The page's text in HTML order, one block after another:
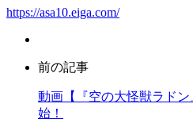
https://asa10.eiga.com/
前の記事
動画【『空の大怪獣ラド
始！